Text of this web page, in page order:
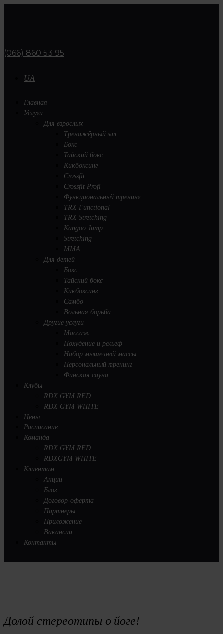
(066) 860 53 95
UA
Главная
Услуги
Для взрослых
Тренажёрный зал
Бокс
Тайский бокс
Кикбоксинг
Crossfit
Crossfit Profi
Функциональный тренинг
TRX Functional
TRX Stretching
Kangoo Jump
Stretching
MMA
Для детей
Бокс
Тайский бокс
Кикбоксинг
Самбо
Вольная борьба
Другие услуги
Массаж
Похудение и рельеф
Набор мышечной массы
Персональный тренинг
Финская сауна
Клубы
RDX GYM RED
RDX GYM WHITE
Цены
Расписание
Команда
RDX GYM RED
RDXGYM WHITE
Клиентам
Акции
Блог
Договор-оферта
Партнеры
Приложение
Вакансии
Контакты
Долой стереотипы о йоге!